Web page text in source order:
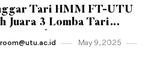
Tari HMM FT-UTU
Juara 3 Lomba Tari
May 9 , 2025